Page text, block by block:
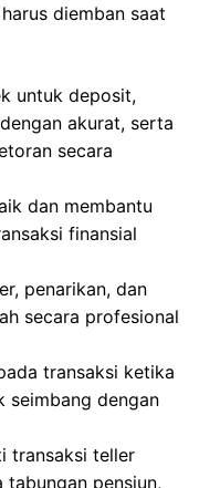
diemban saat
untuk deposit,
akurat, serta
secara
dan membantu
finansial
penarikan, dan
secara profesional
transaksi ketika
seimbang dengan
transaksi teller
pensiun,